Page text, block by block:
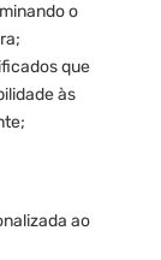
o
que
às
ao